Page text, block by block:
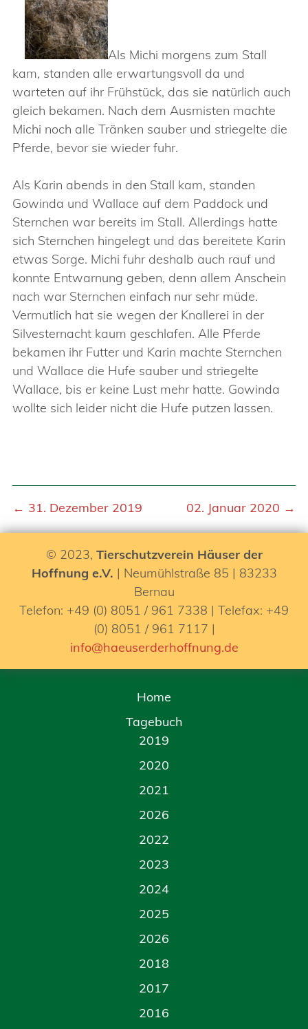
Als Michi morgens zum Stall
kam, standen alle erwartungsvoll da und
warteten auf ihr Frühstück, das sie natürlich auch
gleich bekamen. Nach dem Ausmisten machte
Michi noch alle Tränken sauber und striegelte die
Pferde, bevor sie wieder fuhr.
Als Karin abends in den Stall kam, standen
Gowinda und Wallace auf dem Paddock und
Sternchen war bereits im Stall. Allerdings hatte
sich Sternchen hingelegt und das bereitete Karin
etwas Sorge. Michi fuhr deshalb auch rauf und
konnte Entwarnung geben, denn allem Anschein
nach war Sternchen einfach nur sehr müde.
Vermutlich hat sie wegen der Knallerei in der
Silvesternacht kaum geschlafen. Alle Pferde
bekamen ihr Futter und Karin machte Sternchen
und Wallace die Hufe sauber und striegelte
Wallace, bis er keine Lust mehr hatte. Gowinda
wollte sich leider nicht die Hufe putzen lassen.
← 31. Dezember 2019 02. Januar 2020 →
© 2023, Tierschutzverein Häuser der
Hoffnung e.V. | Neumühlstraße 85 | 83233
Bernau
Telefon: +49 (0) 8051 / 961 7338 | Telefax: +49
(0) 8051 / 961 7117 |
info@haeuserderhoffnung.de
Home
Tagebuch
2019
2020
2021
2026
2022
2023
2024
2025
2026
2018
2017
2016